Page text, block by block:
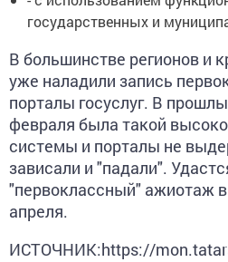
государственных и
В большинстве регионов и
уже наладили запись
порталы госуслуг. В
февраля была такой
системы и порталы не
зависали и "падали".
"первоклассный" ажиотаж
апреля.
ИСТОЧНИК:https://